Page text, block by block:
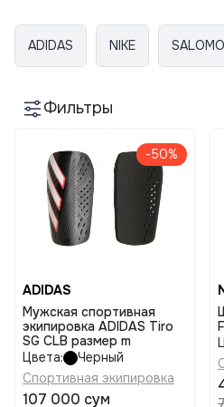
ADIDAS NIKE
Фильтры
-50%
ADIDAS
Мужская спортивная
экипировка ADIDAS Tiro
SG CLB размер m
Цвета:
Черный
Спортивная экипировка
107 000 сум